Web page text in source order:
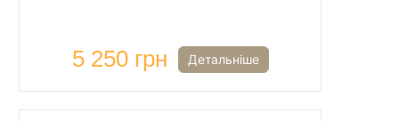
5 250 грн Детальніше